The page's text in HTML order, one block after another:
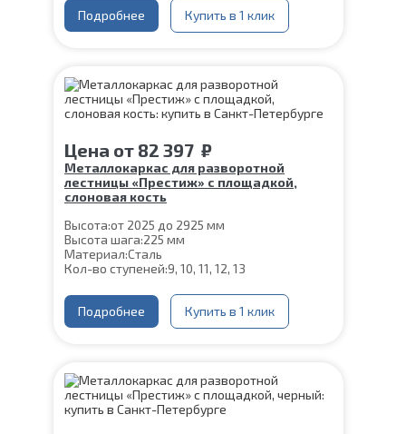
Подробнее Купить в 1 клик
Цена от 82 397 ₽
Металлокаркас для разворотной
лестницы «Престиж» с площадкой,
слоновая кость
Высота:от 2025 до 2925 мм
Высота шага:225 мм
Материал:Сталь
Кол-во ступеней:9, 10, 11, 12, 13
Подробнее Купить в 1 клик